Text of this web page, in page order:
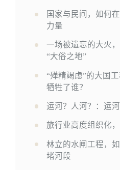
国家与民间，如何
力量
一场被遗忘的大火
“大俗之地”
“殚精竭虑”的大国工
牺牲了谁？
运河？人河？：运
旅行业高度组织化
林立的水闸工程，
堵河段